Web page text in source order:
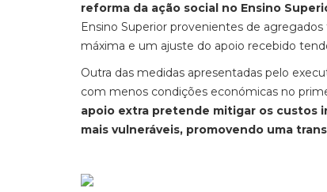
reforma da ação social no Ensino
Ensino Superior provenientes de
máxima e um ajuste do apoio recebido
Outra das medidas apresentadas pelo
com menos condições económicas no
apoio extra pretende mitigar os custos
mais vulneráveis, promovendo uma